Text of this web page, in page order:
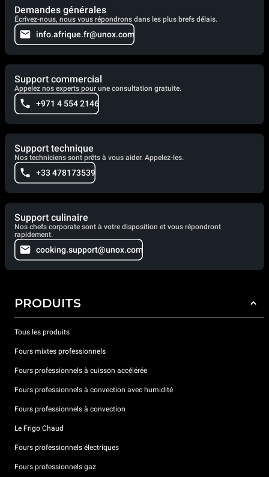
Demandes générales
Écrivez-nous, nous vous répondrons dans les plus brefs délais.
info.afrique.fr@unox.com
Support commercial
Appelez nos experts pour une consultation gratuite.
+971 4 554 2146
Support technique
Nos techniciens sont prêts à vous aider. Appelez-les.
+33 478173539
Support culinaire
Nos chefs corporate sont à votre disposition et vous répondront
rapidement.
cooking.support@unox.com
PRODUITS
Tous les produits
Fours mixtes professionnels
Fours professionnels à cuisson accélérée
Fours professionnels à convection avec humidité
Fours professionnels à convection
Le Frigo Chaud
Fours professionnels électriques
Fours professionnels gaz